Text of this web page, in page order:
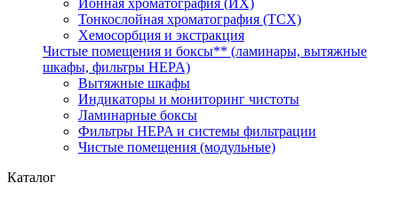
Ионная хроматография (ИХ)
Тонкослойная хроматография (ТСХ)
Хемосорбция и экстракция
Чистые помещения и боксы** (ламинары, вытяжные
шкафы, фильтры HEPA)
Вытяжные шкафы
Индикаторы и мониторинг чистоты
Ламинарные боксы
Фильтры HEPA и системы фильтрации
Чистые помещения (модульные)
Каталог